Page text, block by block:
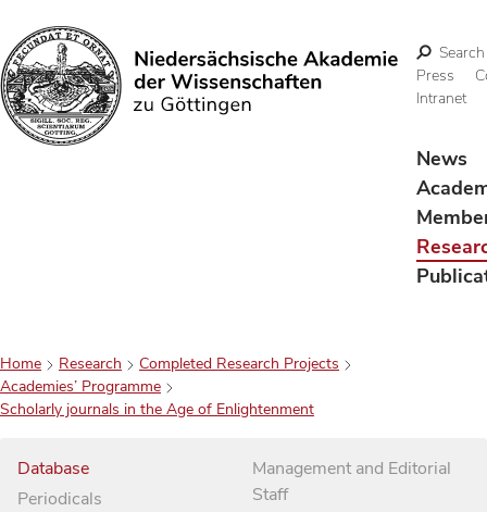
Search
Search
Press
Intranet
News
Home Research
Completed Research Projects
Academies’ Programme
Scholarly journals in the Age of Enlightenment
Database
Periodicals
Management and Editorial
Staff